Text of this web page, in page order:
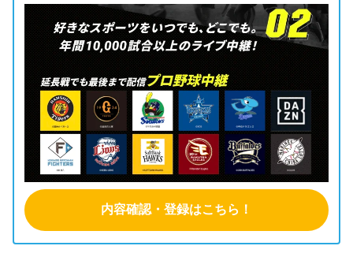
内容確認・登録はこちら！